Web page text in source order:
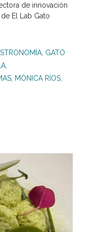
de innovación
El Lab Gato
GATO
MÓNICA RÍOS